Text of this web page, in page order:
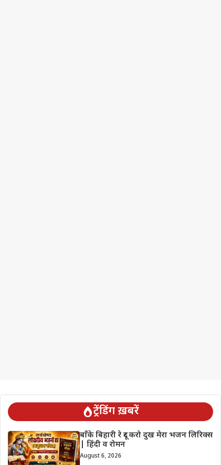
ट्रेंडिंग ख़बरें
बाँके बिहारी रे दूर करो दुख मेरा भजन लिरिक्स
| हिंदी व रोमन
August 6, 2026